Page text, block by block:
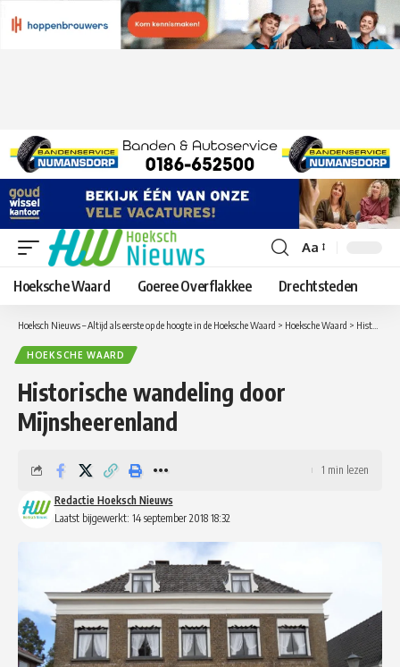
Lettergrootte
aanpassen
Aa
Hoeksche Waard Goeree Overflakkee Drechtsteden
Hoeksch Nieuws – Altijd als eerste op de hoogte in de Hoeksche Waard > Hoeksche Waard > Historische wandeling door Mijnsheerenland
HOEKSCHE WAARD
Historische wandeling door
Mijnsheerenland
Laatst bijgewerkt: 14 september 2018 18:32
Redactie Hoeksch Nieuws
1 min lezen